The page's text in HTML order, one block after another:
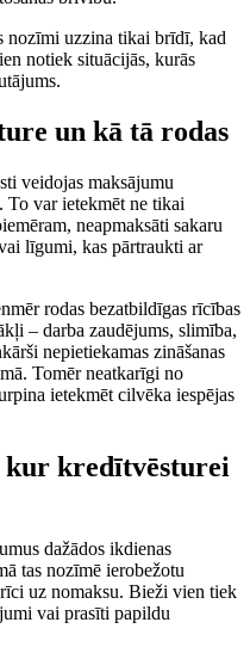
nozīmi uzzina tikai brīdī, kad
notiek situācijās, kurās
un kā tā rodas
veidojas maksājumu
var ietekmēt ne tikai
neapmaksāti sakaru
līgumi, kas pārtraukti ar
rodas bezatbildīgas rīcības
– darba zaudējums, slimība,
nepietiekamas zināšanas
Tomēr neatkarīgi no
ietekmēt cilvēka iespējas
kredītvēsturei
dažādos ikdienas
tas nozīmē ierobežotu
uz nomaksu. Bieži vien tiek
vai prasīti papildu